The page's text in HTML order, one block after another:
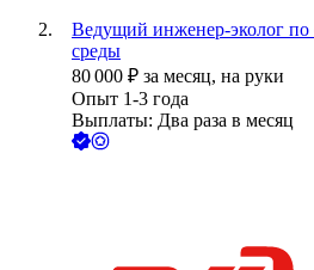
Ведущий инженер-эколог
среды
80 000 ₽ за месяц, на руки
Опыт 1-3 года
Выплаты: Два раза в месяц